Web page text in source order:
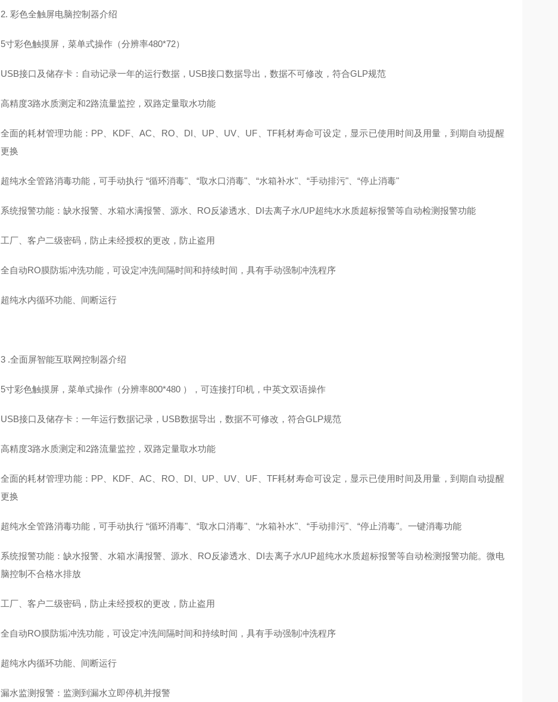
2. 彩色全触屏电脑控制器介绍
5寸彩色触摸屏，菜单式操作（分辨率480*72）
USB接口及储存卡：自动记录一年的运行数据，USB接口数据导出，数据不可修改，符合GLP规范
高精度3路水质测定和2路流量监控，双路定量取水功能
全面的耗材管理功能：PP、KDF、AC、RO、DI、UP、UV、UF、TF耗材寿命可设定，显示已使用时间及用量，到期自动提醒
更换
超纯水全管路消毒功能，可手动执行 “循环消毒"、“取水口消毒"、“水箱补水"、“手动排污"、“停止消毒"
系统报警功能：缺水报警、水箱水满报警、源水、RO反渗透水、DI去离子水/UP超纯水水质超标报警等自动检测报警功能
工厂、客户二级密码，防止未经授权的更改，防止盗用
全自动RO膜防垢冲洗功能，可设定冲洗间隔时间和持续时间，具有手动强制冲洗程序
超纯水内循环功能、间断运行
3 .全面屏智能互联网控制器介绍
5寸彩色触摸屏，菜单式操作（分辨率800*480 ），可连接打印机，中英文双语操作
USB接口及储存卡：一年运行数据记录，USB数据导出，数据不可修改，符合GLP规范
高精度3路水质测定和2路流量监控，双路定量取水功能
全面的耗材管理功能：PP、KDF、AC、RO、DI、UP、UV、UF、TF耗材寿命可设定，显示已使用时间及用量，到期自动提醒
更换
超纯水全管路消毒功能，可手动执行 “循环消毒"、“取水口消毒"、“水箱补水"、“手动排污"、“停止消毒"。一键消毒功能
系统报警功能：缺水报警、水箱水满报警、源水、RO反渗透水、DI去离子水/UP超纯水水质超标报警等自动检测报警功能。微电
脑控制不合格水排放
工厂、客户二级密码，防止未经授权的更改，防止盗用
全自动RO膜防垢冲洗功能，可设定冲洗间隔时间和持续时间，具有手动强制冲洗程序
超纯水内循环功能、间断运行
漏水监测报警：监测到漏水立即停机并报警